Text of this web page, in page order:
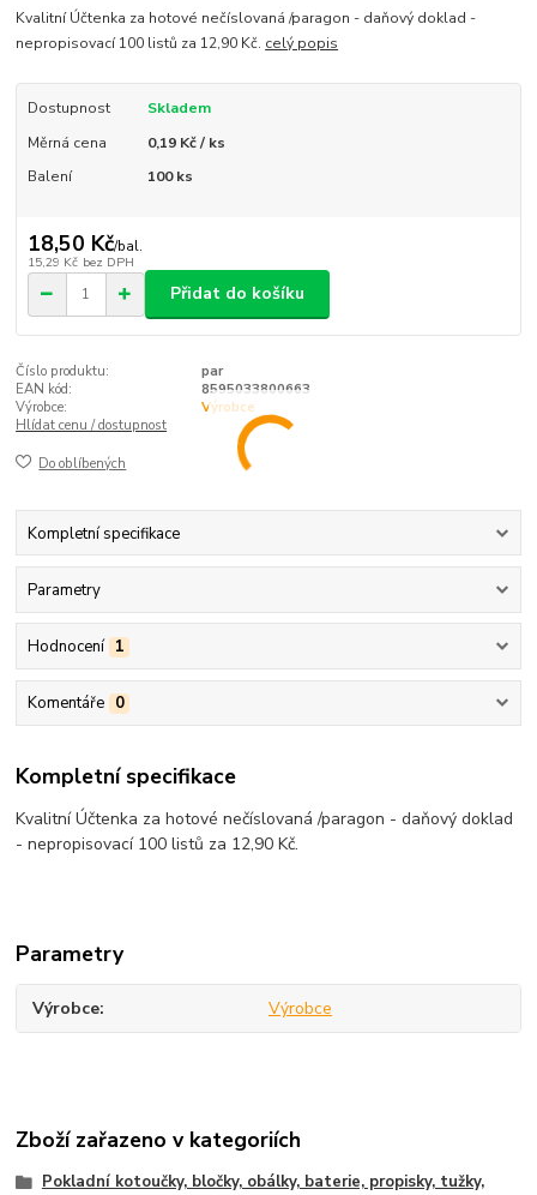
Kvalitní Účtenka za hotové nečíslovaná /paragon - daňový doklad -
nepropisovací 100 listů za 12,90 Kč. celý popis
Dostupnost
Skladem
Měrná cena
0,19 Kč / ks
Balení
100 ks
18,50 Kč/bal.
15,29 Kč bez DPH
Přidat do košíku
Číslo produktu:
par
EAN kód:
8595033800663
Výrobce:
Výrobce
Hlídat cenu / dostupnost
Do oblíbených
Kompletní specifikace
Parametry
Hodnocení 1
Komentáře 0
Kompletní specifikace
Kvalitní Účtenka za hotové nečíslovaná /paragon - daňový doklad
- nepropisovací 100 listů za 12,90 Kč.
Parametry
Výrobce Výrobce
Zboží zařazeno v kategoriích
Pokladní kotoučky, bločky, obálky, baterie, propisky, tužky,